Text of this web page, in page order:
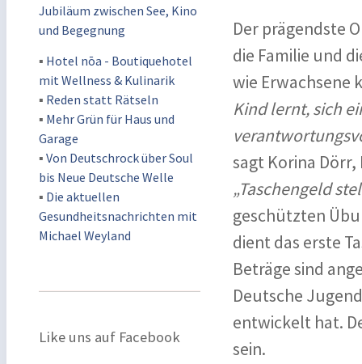
Jubiläum zwischen See, Kino
und Begegnung
▪ Hotel nōa - Boutiquehotel
mit Wellness & Kulinarik
▪ Reden statt Rätseln
▪ Mehr Grün für Haus und
Garage
▪ Von Deutschrock über Soul
bis Neue Deutsche Welle
▪ Die aktuellen
Gesundheitsnachrichten mit
Michael Weyland
Like uns auf Facebook
Der prägendste
die Familie und
wie Erwachsene
Kind lernt, sich
sagt Korina
„Taschengeld
geschützten
dient das erste
Beträge sind
Deutsche
entwickelt hat.
sein.